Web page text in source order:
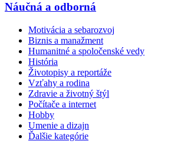
Náučná a odborná
Motivácia a sebarozvoj
Biznis a manažment
Humanitné a spoločenské vedy
História
Životopisy a reportáže
Vzťahy a rodina
Zdravie a životný štýl
Počítače a internet
Hobby
Umenie a dizajn
Ďalšie kategórie